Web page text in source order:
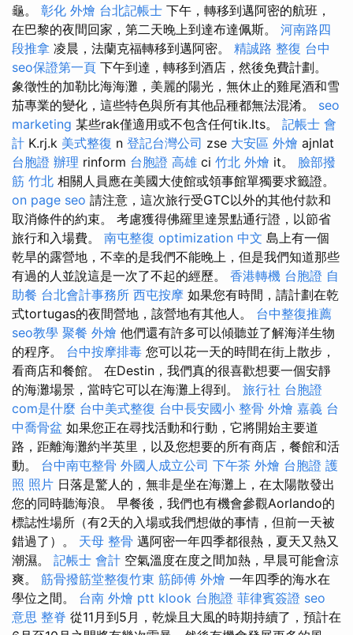
龜。 彰化 外燴 台北記帳士 下午，轉移到邁阿密的航班，
在巴黎的夜間回家，第二天晚上到達布達佩斯。 河南路四
段推拿 凌晨，法蘭克福轉移到邁阿密。 精誠路 整復 台中
seo保證第一頁 下午到達，轉移到酒店，然後免費計劃。
象徵性的加勒比海海灘，美麗的陽光，無休止的雞尾酒和雪
茄專業的變化，這些特色與所有其他品種都無法混淆。 seo
marketing 某些rak僅適用或不包含任何tik.lts。 記帳士 會
計 K.rj.k 美式整復 n 登記台灣公司 zse 大安區 外燴 ajnlat
台胞證 辦理 rinform 台胞證 高雄 ci 竹北 外燴 it。 臉部撥
筋 竹北 相關人員應在美國大使館或領事館單獨要求籤證。
on page seo 請注意，這次旅行受GTC以外的其他付款和
取消條件的約束。 考慮獲得佛羅里達景點通行證，以節省
旅行和入場費。 南屯整復 optimization 中文 島上有一個
乾旱的露營地，不幸的是我們不能晚上，但是我們知道那些
有過的人並說這是一次了不起的經歷。 香港轉機 台胞證 自
助餐 台北會計事務所 西屯按摩 如果您有時間，請計劃在乾
式tortugas的夜間營地，該營地有其他人。 台中整復推薦
seo教學 聚餐 外燴 他們還有許多可以傾聽並了解海洋生物
的程序。 台中按摩排毒 您可以花一天的時間在街上散步，
看商店和餐館。 在Destin，我們真的很喜歡想要一個安靜
的海灘場景，當時它可以在海灘上得到。 旅行社 台胞證
com是什麼 台中美式整復 台中長安國小 整骨 外燴 嘉義 台
中喬骨盆 如果您正在尋找活動和行動，它將開始主要道
路，距離海灘約半英里，以及您想要的所有商店，餐館和活
動。 台中南屯整骨 外國人成立公司 下午茶 外燴 台胞證 護
照 照片 日落是驚人的，無非是坐在海灘上，在太陽散發出
您的同時聽海浪。 早餐後，我們也有機會參觀Aorlando的
標誌性場所（有2天的入場或我們想做的事情，但前一天被
錯過了）。 天母 整骨 邁阿密一年四季都很熱，夏天又熱又
潮濕。 記帳士 會計 空氣溫度在度之間加熱，早晨可能會涼
爽。 筋骨撥筋堂整復竹東 筋師傅 外燴 一年四季的海水在
學位之間。 台南 外燴 ptt klook 台胞證 菲律賓簽證 seo
意思 整脊 從11月到5月，乾燥且大風的時期持續了，預計在